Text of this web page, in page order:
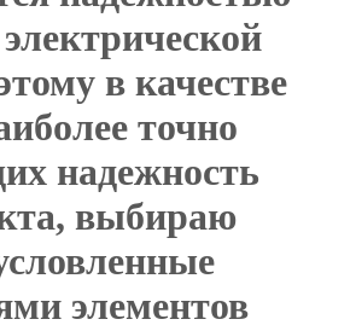
в качестве
точно
надежность
выбираю
элементов